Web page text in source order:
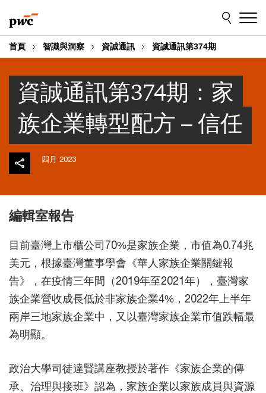
to
content
to
footer
首頁 智識與洞察 資誠通訊 資誠通訊第374期
資誠通訊第374期：家
族企業轉型配方 – 信任
四月 2023
編輯室報告
目前臺灣上市櫃公司70%是家族企業，市值為0.74兆
美元，根據臺灣董事學會《華人家族企業關鍵報
告》，在疫情三年間（2019年至2021年），臺灣家
族企業營收成長低於非家族企業4%，2022年上半年
兩岸三地家族企業中，又以臺灣家族企業市值跌幅最
為明顯。
政治大學司徒達賢講座教授於著作《家族企業的傳
承、治理與接班》認為，家族企業以家族成員與資源